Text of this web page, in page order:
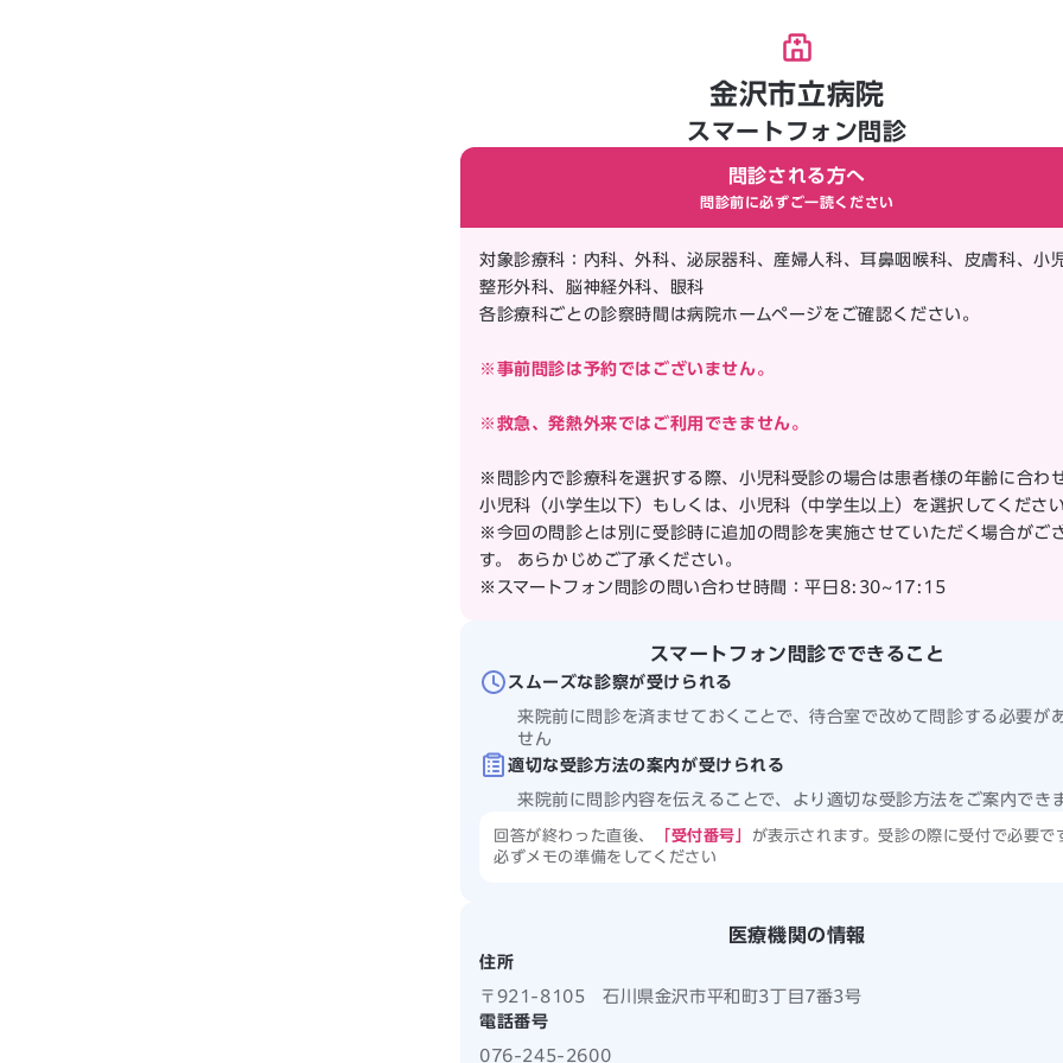
金沢市立病院
スマートフォン問診
問診される方へ
問診前に必ずご一読ください
対象診療科：内科、外科、泌尿器科、産婦人科、耳鼻咽喉科、皮膚科、小
整形外科、脳神経外科、眼科
各診療科ごとの診察時間は病院ホームページをご確認ください。
※事前問診は予約ではございません。
※救急、発熱外来ではご利用できません。
※問診内で診療科を選択する際、小児科受診の場合は患者様の年齢に合わせ
小児科（小学生以下）もしくは、小児科（中学生以上）を選択してください
※今回の問診とは別に受診時に追加の問診を実施させていただく場合がご
す。 あらかじめご了承ください。
※スマートフォン問診の問い合わせ時間：平日8:30~17:15
スマートフォン問診でできること
スムーズな診察が受けられる
来院前に問診を済ませておくことで、待合室で改めて問診する必要が
せん
適切な受診方法の案内が受けられる
来院前に問診内容を伝えることで、より適切な受診方法をご案内でき
回答が終わった直後、 「受付番号」
が表示されます。受診の際に受付で必要で
必ずメモの準備をしてください
医療機関の情報
住所
〒921-8105 石川県金沢市平和町3丁目7番3号
電話番号
076-245-2600